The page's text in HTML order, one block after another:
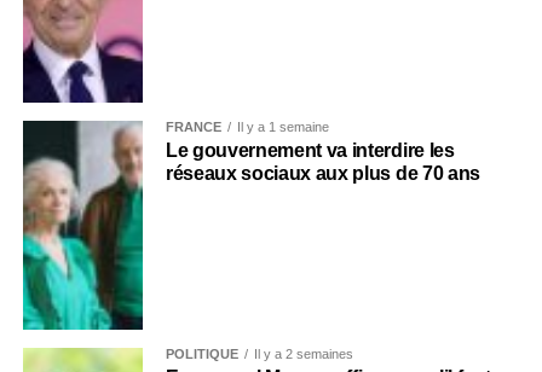
FRANCE Il y a 1 semaine
Le gouvernement va interdire les
réseaux sociaux aux plus de 70 ans
POLITIQUE Il y a 2 semaines